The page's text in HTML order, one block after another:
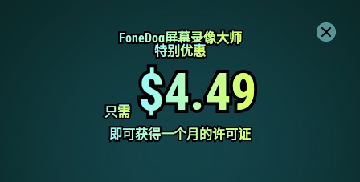
FoneDog屏幕录像大师
FoneDog屏幕录像大师
特别优惠
特别优惠
只需
只需 $4.49
$4.49
即可获得一个月的许可证
即可获得一个月的许可证